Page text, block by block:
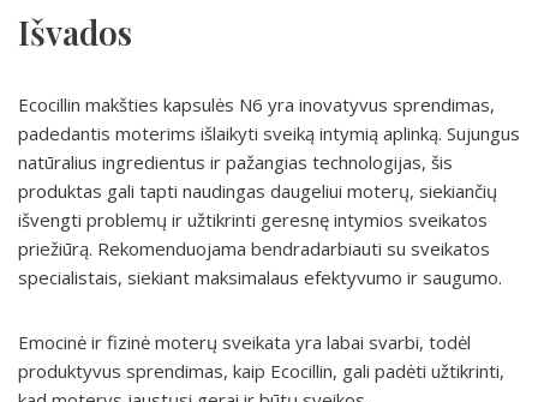
Išvados
Ecocillin makšties kapsulės N6 yra inovatyvus sprendimas,
padedantis moterims išlaikyti sveiką intymią aplinką. Sujungus
natūralius ingredientus ir pažangias technologijas, šis
produktas gali tapti naudingas daugeliui moterų, siekiančių
išvengti problemų ir užtikrinti geresnę intymios sveikatos
priežiūrą. Rekomenduojama bendradarbiauti su sveikatos
specialistais, siekiant maksimalaus efektyvumo ir saugumo.
Emocinė ir fizinė moterų sveikata yra labai svarbi, todėl
produktyvus sprendimas, kaip Ecocillin, gali padėti užtikrinti,